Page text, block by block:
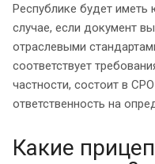
Республике будет
случае, если документ
отраслевыми
соответствует
частности, состоит в
ответственность на
Какие